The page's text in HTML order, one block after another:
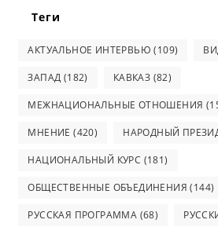
Теги
АКТУАЛЬНОЕ ИНТЕРВЬЮ (109)
ЗАПАД (182) КАВКАЗ (82)
МЕЖНАЦИОНАЛЬНЫЕ ОТНОШЕНИЯ
МНЕНИЕ (420) НАРОДНЫЙ
НАЦИОНАЛЬНЫЙ КУРС (181)
ОБЩЕСТВЕННЫЕ ОБЪЕДИНЕНИЯ (144)
РУССКАЯ ПРОГРАММА (68)